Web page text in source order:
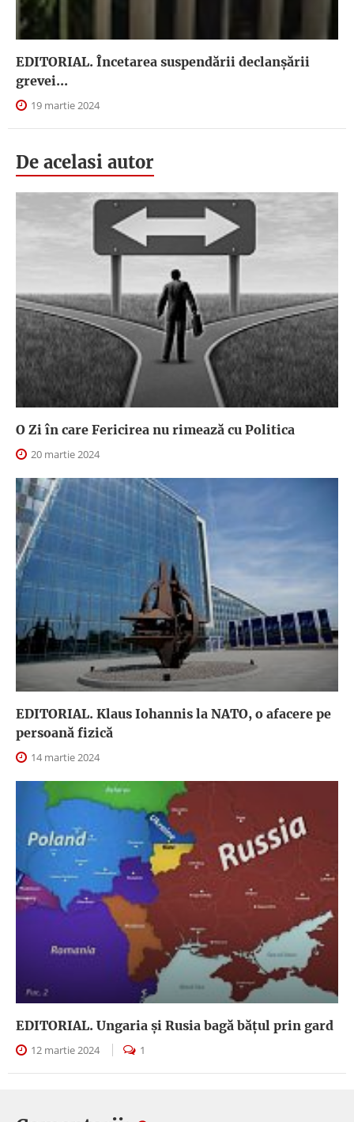
EDITORIAL. Încetarea suspendării declanşării
grevei...
19 martie 2024
De acelasi autor
O Zi în care Fericirea nu rimează cu Politica
20 martie 2024
EDITORIAL. Klaus Iohannis la NATO, o afacere pe
persoană fizică
14 martie 2024
EDITORIAL. Ungaria şi Rusia bagă băţul prin gard
12 martie 2024 1